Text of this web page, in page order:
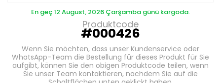
En geç 12 August, 2026 Çarşamba günü kargoda.
Produktcode
#000426
Wenn Sie möchten, dass unser Kundenservice oder
WhatsApp-Team die Bestellung für dieses Produkt für Sie
aufgibt, können Sie den obigen Produktcode teilen, wenn
Sie unser Team kontaktieren, nachdem Sie auf die